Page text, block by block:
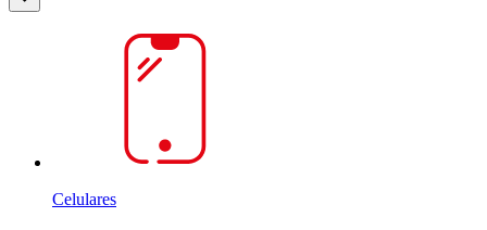
Celulares